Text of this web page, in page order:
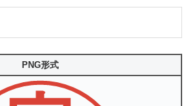
PNG形式